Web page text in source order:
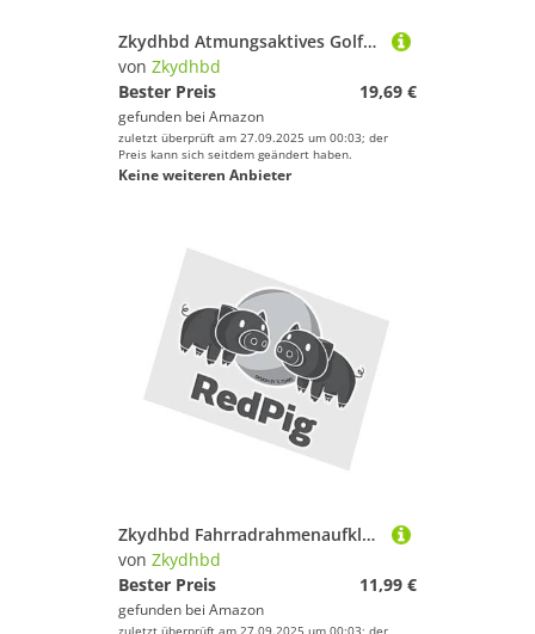
Zkydhbd Atmungsaktives Golfwagen Sitzschutzschutz Tränenresistente Stoff Fastup Guard Design Schnellveröffentlichung Golfwagenzubehör
von Zkydhbd
Bester Preis
19,69 €
gefunden bei Amazon
zuletzt überprüft am 27.09.2025 um 00:03; der
Preis kann sich seitdem geändert haben.
Keine weiteren Anbieter
Zkydhbd Fahrradrahmenaufkleber Red Animal Art PVC Hauptbestandteile Wetterbeständige Abziehbilder Einfach Für Radsport Enthusiasten Persönlich Fahrradabziehbilder
von Zkydhbd
Bester Preis
11,99 €
gefunden bei Amazon
zuletzt überprüft am 27.09.2025 um 00:03; der